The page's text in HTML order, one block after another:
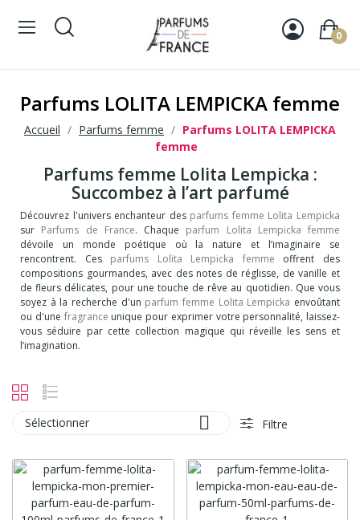
0
Parfums LOLITA LEMPICKA femme
Accueil Parfums femme
Parfums LOLITA LEMPICKA
femme
Parfums femme Lolita Lempicka :
Succombez à l’art parfumé
Découvrez l'univers enchanteur des parfums femme Lolita Lempicka
sur Parfums de France. Chaque parfum Lolita Lempicka femme
dévoile un monde poétique où la nature et l’imaginaire se
rencontrent. Ces parfums Lolita Lempicka femme offrent des
compositions gourmandes, avec des notes de réglisse, de vanille et
de fleurs délicates, pour une touche de rêve au quotidien. Que vous
soyez à la recherche d'un parfum femme Lolita Lempicka envoûtant
ou d'une fragrance unique pour exprimer votre personnalité, laissez-
vous séduire par cette collection magique qui réveille les sens et
l’imagination.
Sélectionner  Filtre